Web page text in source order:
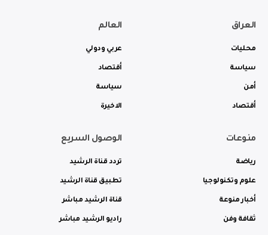
العراق
محليات
سياسة
أمن
أقتصاد
العالم
عربي ودولي
أقتصاد
سياسة
الاخيرة
منوعات
رياضة
علوم وتكنولوجيا
أخبار منوعة
ثقافة وفن
الوصول السريع
تردد قناة الرشيد
تطبيق قناة الرشيد
قناة الرشيد مباشر
راديو الرشيد مباشر